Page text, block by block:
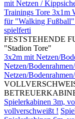
mit Netzen /
Trainings Tore
für "Walking Fußball"
spielferti
FESTSTEHENDE
"Stadion Tore"
3x2m mit Netzen/
Netzen/
Netzen/
Spielerkabinen 3m,
vollverschweißt !